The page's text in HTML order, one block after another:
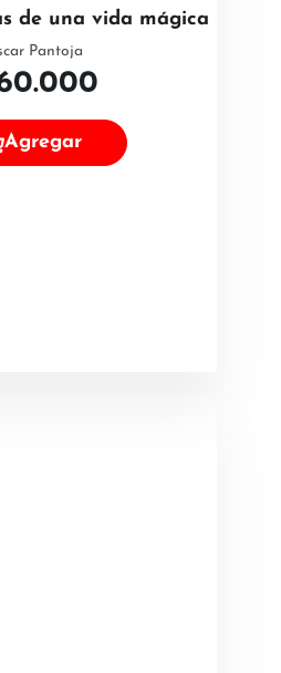
de una vida mágica
Pantoja
Agregar